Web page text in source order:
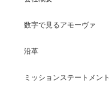
数字で見るアモーヴァ
沿革
ミッションステートメント